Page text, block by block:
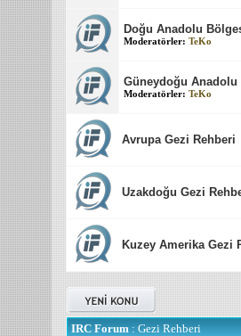
Doğu Anadolu
Moderatörler: TeKo
Güneydoğu Anadolu
Moderatörler: TeKo
Avrupa Gezi Rehberi
Uzakdoğu Gezi
Kuzey Amerika Gezi
IRC Forum : Gezi Rehberi